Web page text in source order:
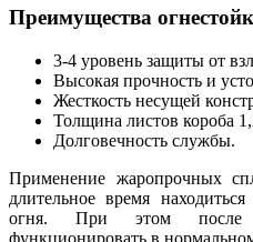
Преимущества
3-4 уровень защиты от
Высокая прочность и
Жесткость несущей
Толщина листов короба
Долговечность службы.
Применение жаропрочных
длительное время
огня. При этом после
функционировать в